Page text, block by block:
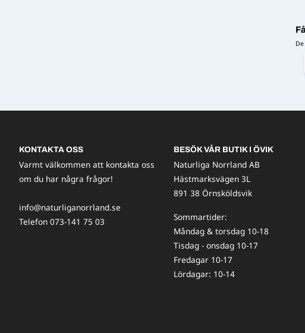
KONTAKTA OSS
Varmt välkommen att kontakta oss
om du har några frågor!
info@naturliganorrland.se
Telefon 073-141 75 03
BESÖK VÅR BUTIK I ÖVIK
Naturliga Norrland AB
Hästmarksvägen 3L
891 38 Örnsköldsvik
Sommartider:
Måndag & torsdag 10-18
Tisdag - onsdag 10-17
Fredagar 10-17
Lördagar: 10-14